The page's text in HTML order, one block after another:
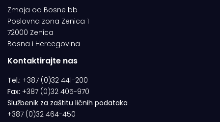
Zmaja od Bosne bb
Poslovna zona Zenica 1
72000 Zenica
Bosna i Hercegovina
Kontaktirajte nas
Tel.: +387 (0)32 441-200
Fax: +387 (0)32 405-970
Službenik za zaštitu ličnih podataka
+387 (0)32 464-450